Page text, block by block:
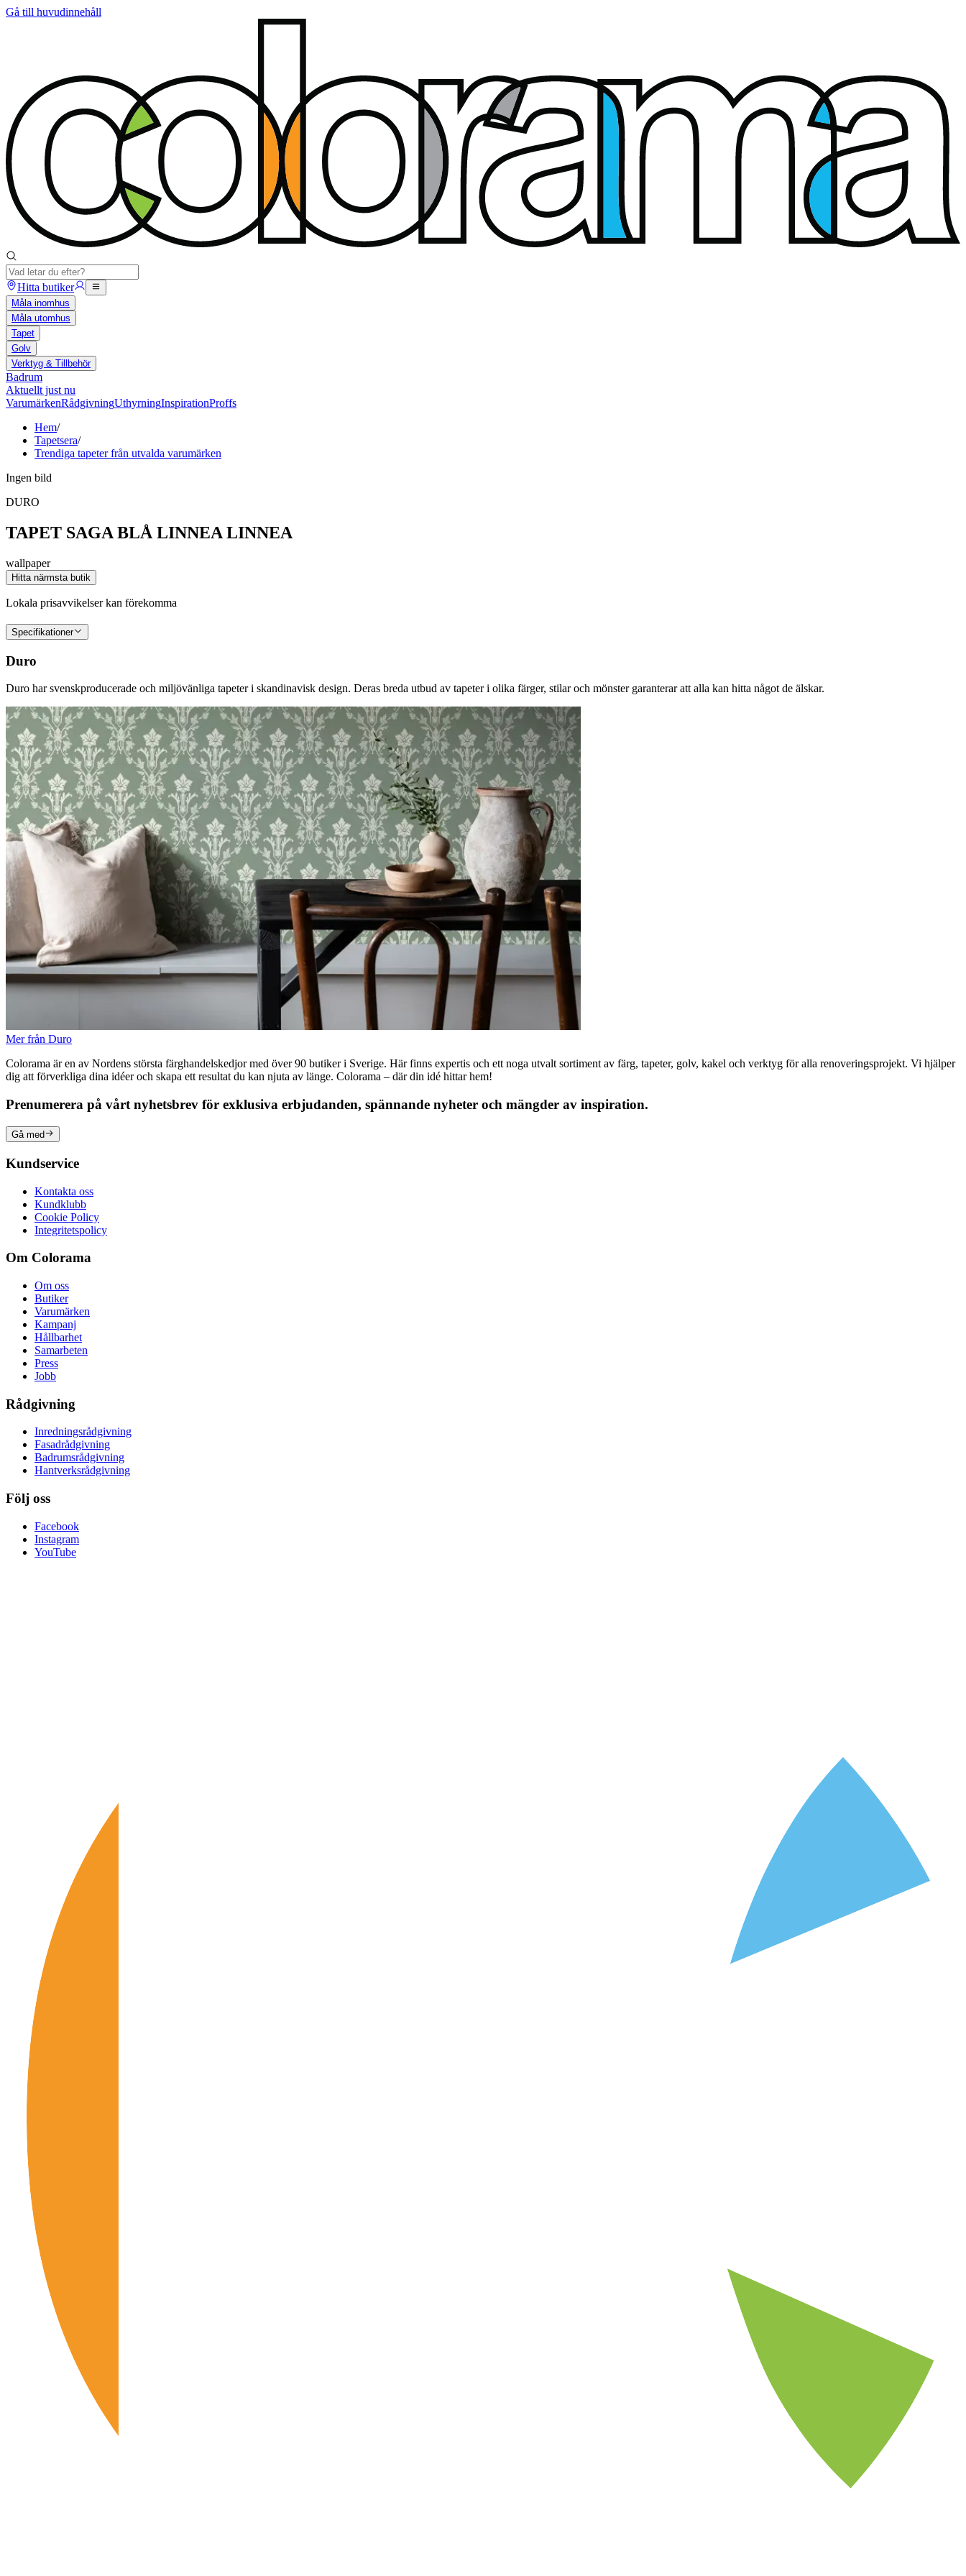
Gå till huvudinnehåll
Hitta butiker
Måla inomhus
Måla utomhus
Tapet
Golv
Verktyg & Tillbehör
Badrum
Aktuellt just nu
VarumärkenRådgivningUthyrningInspirationProffs
Hem/
Tapetsera/
Trendiga tapeter från utvalda varumärken
Ingen bild
DURO
TAPET SAGA BLÅ LINNEA LINNEA
wallpaper
Hitta närmsta butik
Lokala prisavvikelser kan förekomma
Specifikationer
Duro
Duro har svenskproducerade och miljövänliga tapeter i skandinavisk design. Deras breda utbud av tapeter i olika färger, stilar och mönster garanterar att alla kan hitta något de älskar.
Mer från Duro
Colorama är en av Nordens största färghandelskedjor med över 90 butiker i Sverige. Här finns expertis och ett noga utvalt sortiment av färg, tapeter, golv, kakel och verktyg för alla renoveringsprojekt. Vi hjälper
dig att förverkliga dina idéer och skapa ett resultat du kan njuta av länge. Colorama – där din idé hittar hem!
Prenumerera på vårt nyhetsbrev för exklusiva erbjudanden, spännande nyheter och mängder av inspiration.
Gå med
Kundservice
Kontakta oss
Kundklubb
Cookie Policy
Integritetspolicy
Om Colorama
Om oss
Butiker
Varumärken
Kampanj
Hållbarhet
Samarbeten
Press
Jobb
Rådgivning
Inredningsrådgivning
Fasadrådgivning
Badrumsrådgivning
Hantverksrådgivning
Följ oss
Facebook
Instagram
YouTube